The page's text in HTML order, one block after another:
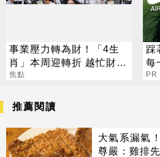
事業壓力轉為財！「4生
肖」本周迎轉折 越忙財運
越旺
焦點
踩
每
PR
推薦閱讀
大氣系漏氣
尊嚴：雞排